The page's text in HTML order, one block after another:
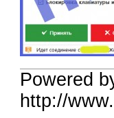
Powered
http://